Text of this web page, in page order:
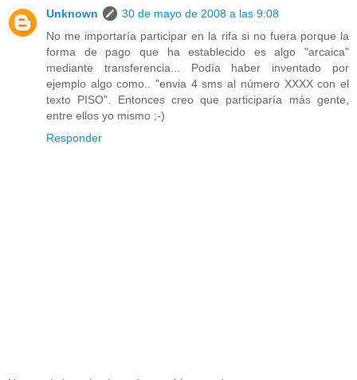
Unknown
30 de mayo de 2008 a las 9:08
No me importaría participar en la rifa si no fuera porque la
forma de pago que ha establecido es algo "arcaica"
mediante transferencia... Podía haber inventado por
ejemplo algo como.. "envia 4 sms al número XXXX con el
texto PISO". Entonces creo que participaría más gente,
entre ellos yo mismo ;-)
Responder